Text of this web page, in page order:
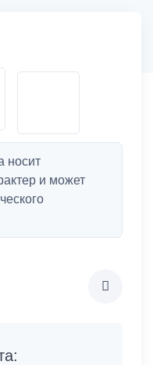
носит
и может